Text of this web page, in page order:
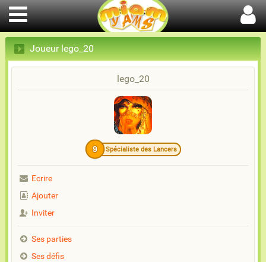
Joueur lego_20
lego_20
9 Spécialiste des Lancers
Ecrire
Ajouter
Inviter
Ses parties
Ses défis